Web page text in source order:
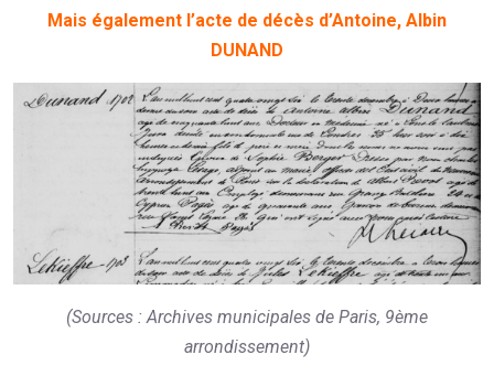
Mais également l’acte de décès d’Antoine, Albin
DUNAND
(Sources : Archives municipales de Paris, 9ème
arrondissement)